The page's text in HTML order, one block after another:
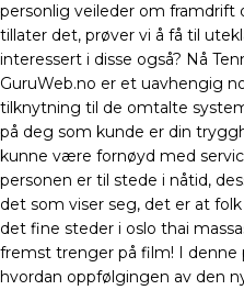
personlig veileder om
tillater det, prøver vi å få til
interessert i disse også? Nå
GuruWeb.no er et uavhengig
tilknytning til de omtalte
på deg som kunde er din
kunne være fornøyd med
personen er til stede i nåtid,
det som viser seg, det er at
det fine steder i oslo thai
fremst trenger på film! I denne
hvordan oppfølgingen av den